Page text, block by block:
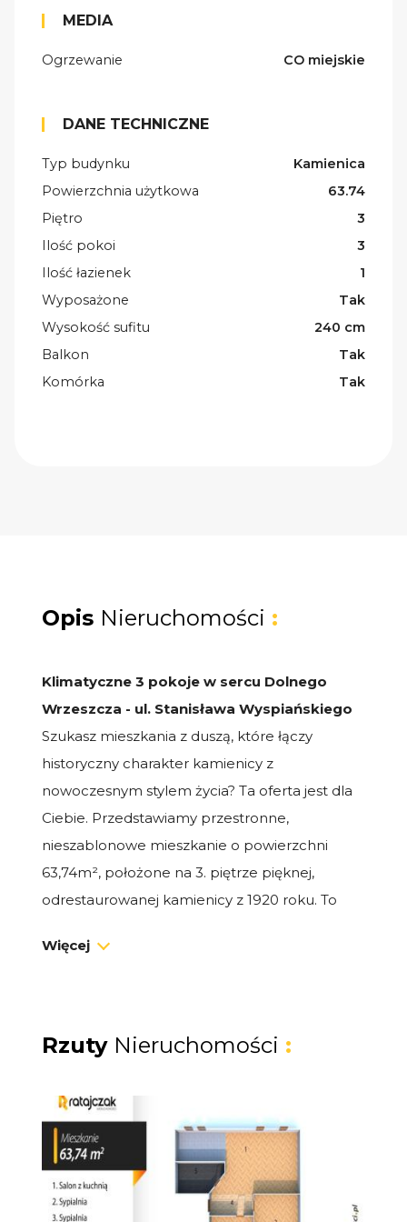
MEDIA
Ogrzewanie CO miejskie
DANE TECHNICZNE
Typ budynku
Kamienica
Powierzchnia użytkowa
63.74
Piętro
3
Ilość pokoi
3
Ilość łazienek
1
Wyposażone
Tak
Wysokość sufitu
240 cm
Balkon
Tak
Komórka
Tak
Opis Nieruchomości :
Klimatyczne 3 pokoje w sercu Dolnego
Wrzeszcza - ul. Stanisława Wyspiańskiego
Szukasz mieszkania z duszą, które łączy
historyczny charakter kamienicy z
nowoczesnym stylem życia? Ta oferta jest dla
Ciebie. Przedstawiamy przestronne,
nieszablonowe mieszkanie o powierzchni
63,74m², położone na 3. piętrze pięknej,
odrestaurowanej kamienicy z 1920 roku. To
mieszkanie, które zachwyca stylem i dbałością
Układ, który zachwyca funkcjonalnością:
Stylowe wnętrza zostały zaprojektowane z
przestrzeń idealną do życia i odpoczynku.
Elegancki salon z nowoczesną kuchnią i
jadalnią: Serce domu. Duża, jasna przestrzeń
Więcej
Rzuty Nieruchomości :